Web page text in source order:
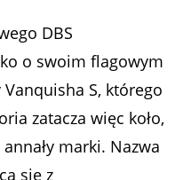
DBS
o swoim flagowym
S, którego
zatacza więc koło,
marki. Nazwa
się z